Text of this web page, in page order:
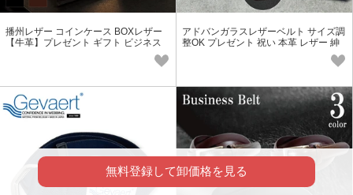
播州レザー コインケース BOXレザー
【牛革】プレゼント ギフト ビジネス
アドバンガラスレザーベルト サイズ調
整OK プレゼント 祝い 本革 レザー 紳
無料登録して卸価格を見る